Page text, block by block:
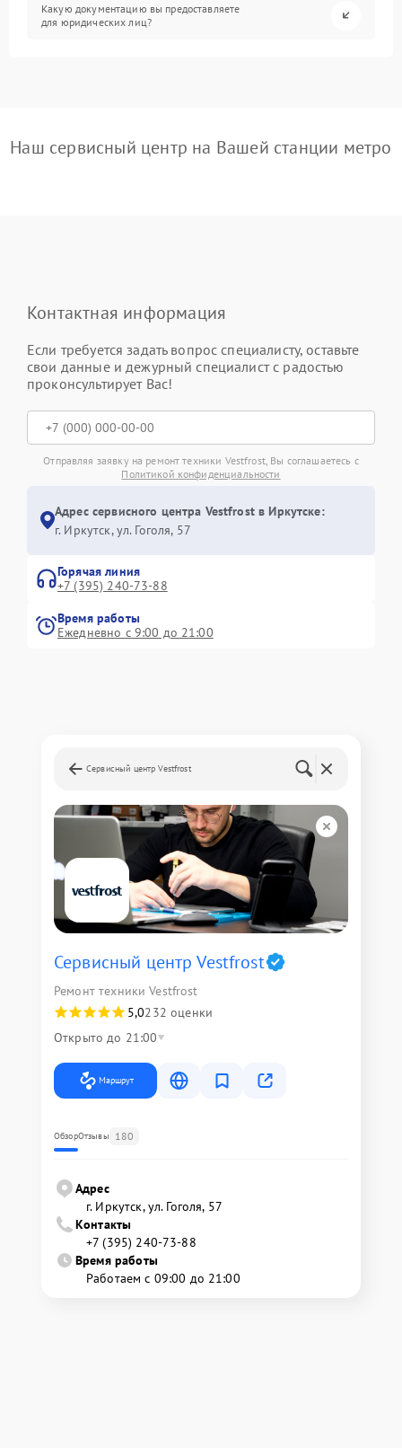
Какую документацию вы предоставляете
для юридических лиц?
Наш сервисный центр на Вашей станции метро
Контактная информация
Если требуется задать вопрос специалисту, оставьте
свои данные и дежурный специалист с радостью
проконсультирует Вас!
Отправляя заявку на ремонт техники Vestfrost, Вы соглашаетесь с
Политикой конфиденциальности
Адрес сервисного центра Vestfrost в Иркутске:
г. Иркутск, ул. ​Гоголя, 57
Горячая линия
+7 (395) 240-73-88
Время работы
Ежедневно с 9:00 до 21:00
Сервисный центр Vestfrost
Сервисный центр Vestfrost
Ремонт техники Vestfrost
5,0232 оценки
Открыто до 21:00
Маршрут
ОбзорОтзывы 180
Адрес
г. Иркутск, ул. ​Гоголя, 57
Контакты
+7 (395) 240-73-88
Время работы
Работаем с 09:00 до 21:00